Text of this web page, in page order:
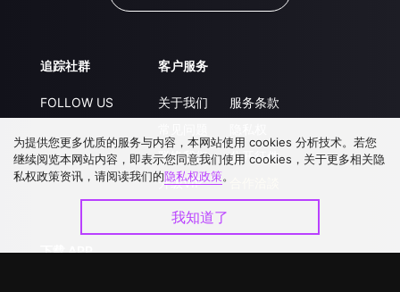
追踪社群
FOLLOW US
客户服务
关于我们
联络我们
升级VIP
服务条款
公开征件
下载 APP
为提供您更多优质的服务与内容，本网站使用 cookies 分析技术。若您
继续阅览本网站内容，即表示您同意我们使用 cookies，关于更多相关隐
私权政策资讯，请阅读我们的隐私权政策。
我知道了